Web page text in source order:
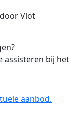
Vlot
assisteren bij het
aanbod.